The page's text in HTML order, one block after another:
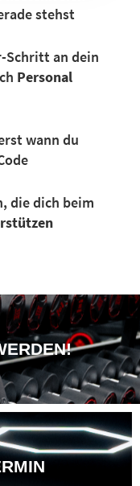
stehst
Schritt an dein
Personal
wann du
die dich beim